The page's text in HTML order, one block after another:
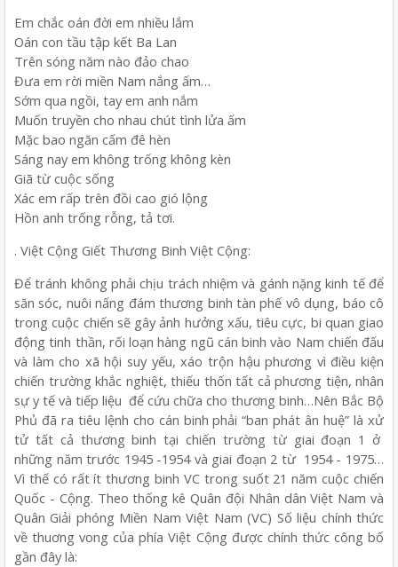
Em chắc oán đời em nhiều lắm
Oán con tầu tập kết Ba Lan
Trên sóng năm nào đảo chao
Đưa em rời miền Nam nắng ấm…
Sớm qua ngồi, tay em anh nắm
Muốn truyền cho nhau chút tình lửa ấm
Mặc bao ngăn cấm đê hèn
Sáng nay em không trống không kèn
Giã từ cuộc sống
Xác em rấp trên đồi cao gió lộng
Hồn anh trống rỗng, tả tơi.
. Việt Cộng Giết Thương Binh Việt Cộng:
Để tránh không phải chịu trách nhiệm và gánh nặng kinh tế để
săn sóc, nuôi nấng đám thương binh tàn phế vô dụng, báo cô
trong cuộc chiến sẽ gây ảnh hưởng xấu, tiêu cực, bi quan giao
động tinh thần, rối loạn hàng ngũ cán binh vào Nam chiến đấu
và làm cho xã hội suy yếu, xáo trộn hậu phương vì điều kiện
chiến trường khắc nghiệt, thiếu thốn tất cả phương tiện, nhân
sự y tế và tiếp liệu để cứu chữa cho thương binh…Nên Bắc Bộ
Phủ đã ra tiêu lệnh cho cán binh phải “ban phát ân huệ” là xử
tử tất cả thương binh tại chiến trường từ giai đoạn 1 ở
những năm trước 1945 -1954 và giai đoạn 2 từ 1954 - 1975…
Vì thế có rất ít thương binh VC trong suốt 21 năm cuộc chiến
Quốc - Cộng. Theo thống kê Quân đội Nhân dân Việt Nam và
Quân Giải phóng Miền Nam Việt Nam (VC) Số liệu chính thức
về thuơng vong của phía Việt Cộng được chính thức công bố
gần đây là: